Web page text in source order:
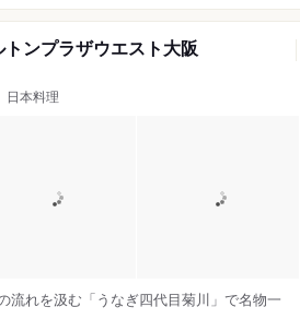
ンプラザウエスト大阪
日本料理
流れを汲む「うなぎ四代目菊川」で名物一